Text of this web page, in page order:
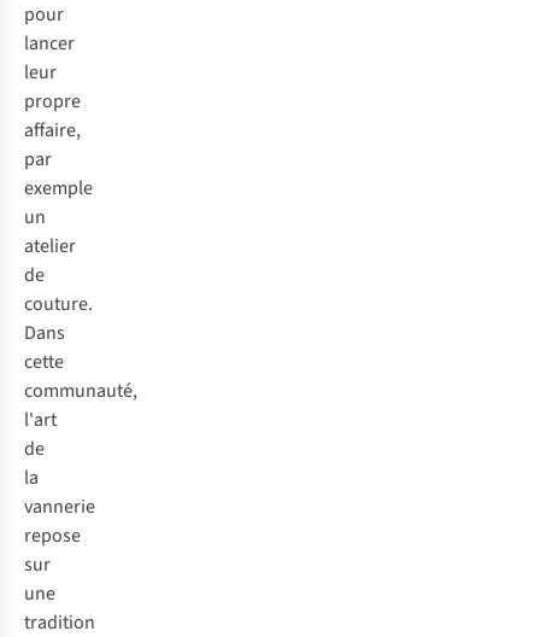
pour
lancer
leur
propre
affaire,
par
exemple
un
atelier
de
couture.
Dans
cette
communauté,
l'art
de
la
vannerie
repose
sur
une
tradition